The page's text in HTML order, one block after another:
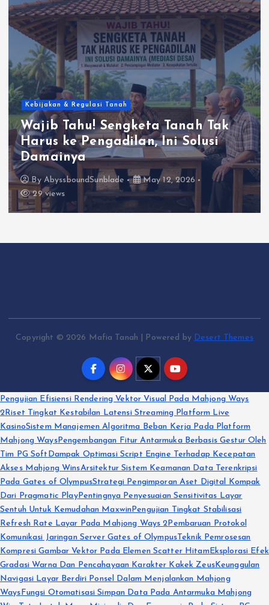
Kebijakan & Regulasi Tanah
Wajib Tahu! Sengketa Tanah Tak
Harus ke Pengadilan, Ini Solusi
Damainya
By AbyssboundSunblade
May 12, 2026
29 views
Copyright © 2026 Mafia Tanah | Powered by Desert Themes
Pengujian Efisiensi Rendering Vektor Visual Pada Mahjong Ways
2Riset Tingkat Kestabilan Latensi Streaming Platform Live
KasinoSistem Manajemen Algoritma Beban Kerja Pada Platform
Mahjong WaysPengembangan Fitur Antarmuka Berbasis Gestur Oleh
Tim PG Soft Dampak Optimasi Script Engine Terhadap Kecepatan
Akses Mahjong WinsArsitektur Sistem Keamanan Data Terenkripsi
Pada Gates of OlympusStrategi Pengimporan Aset Digital Kompak
Dari Pragmatic PlayPentingnya Penyesuaian Sensitivitas Layar
Sentuh Untuk Kemudahan MaxwinPengujian Tingkat Stabilisasi
Refresh Rate Layar Pada Mahjong Ways 2Pembaruan Protokol
Komunikasi Jaringan Server Gates of OlympusTeknik Pemrosesan
Kompresi Gambar Vektor Pada Elemen Scatter HitamEksplorasi Efek
Gradasi Warna Dan Pencahayaan Karakter Kakek ZeusKeunggulan
Navigasi Layar Berdiri Ponsel Dalam Menjalankan Mahjong
WaysFungsi Otomatisasi Simpan Data Pada Antarmuka Mahjong